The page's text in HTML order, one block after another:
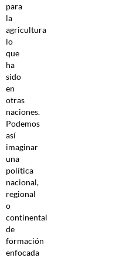
para
la
agricultura
lo
que
ha
sido
en
otras
naciones.
Podemos
así
imaginar
una
política
nacional,
regional
o
continental
de
formación
enfocada